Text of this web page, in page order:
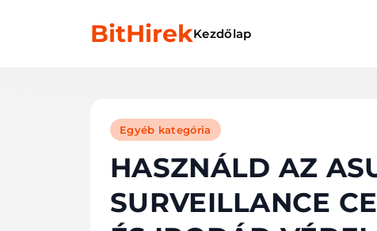
BitHirekKezdőlap
Egyéb kategória
HASZNÁLD AZ
SURVEILLANCE